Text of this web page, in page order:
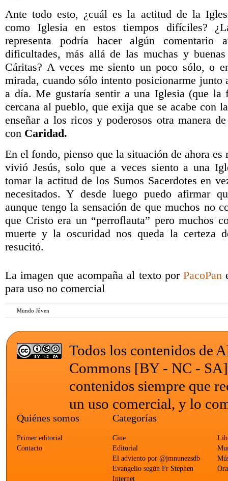
Ante todo esto, ¿cuál es la actitud de la
como Iglesia en estos tiempos difíciles?
representa podría hacer algún
dificultades, más allá de las muchas y
Cáritas? A veces me siento un poco sólo, o
mirada, cuando sólo intento posicionarme junto
a día. Me gustaría sentir a una Iglesia (que la
cercana al pueblo, que exija que se acabe con
enseñar a los ricos y poderosos otra manera
con Caridad.
En el fondo, pienso que la situación de ahora es
vivió Jesús, solo que a veces siento a una
tomar la actitud de los Sumos Sacerdotes en
necesitados. Y desde luego puedo afirmar
aunque tengo la sensación de que muchos no
que Cristo era un “perroflauta” pero muchos
muerte y la oscuridad nos queda la certeza
resucitó.
La imagen que acompaña al texto porPacoPan
para uso no comercial
Mundo Jóven
Todos los contenidos de
Commons [BY - NC - SA]
contenidos siempre que
un uso comercial, y lo
Quiénes somos
Primer editorial
Contacto
Categorías
Cine
Editorial
El adviento por @jmnunezsdb
Evangelio según Fr Stephen
Internet